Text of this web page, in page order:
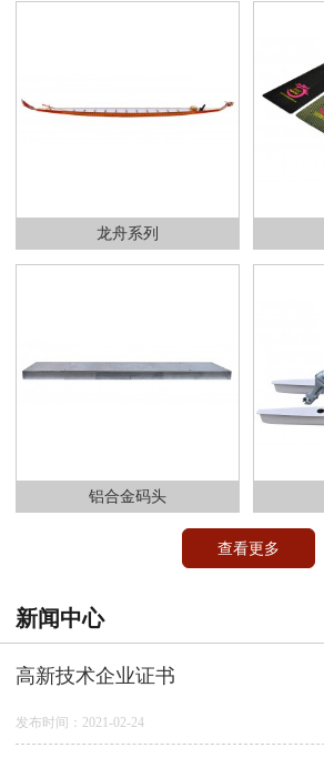
龙舟系列
铝合金码头
查看更多
新闻中心
高新技术企业证书
发布时间：2021-02-24